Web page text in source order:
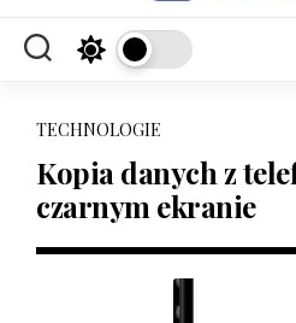
TECHNOLOGIE
Kopia danych z
czarnym ekranie